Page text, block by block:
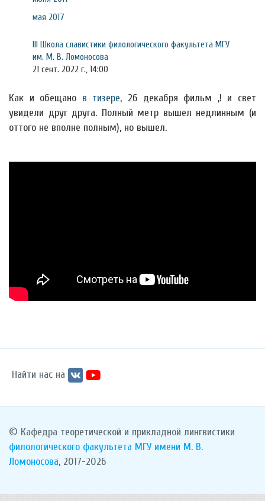
мая 2017
III Школа славистики филологического факультета МГУ
им. М. В. Ломоносова
21 сент. 2022 г., 14:00
Как и обещано в тизере, 26 декабря фильм ,! и свет
увидели друг друга. Полный метр вышел недлинным (и
оттого не вполне полным), но вышел.
Найти нас на
© Кафедра теоретической и прикладной лингвистики
филологического факультета МГУ имени М. В.
Ломоносова, 2017-2026